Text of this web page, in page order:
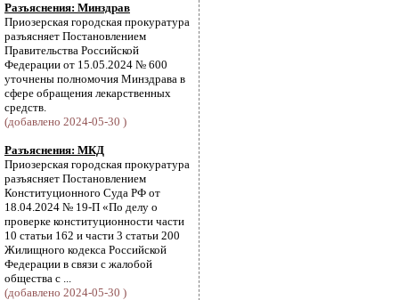
Разъяснения: Минздрав
Приозерская городская прокуратура
разъясняет Постановлением
Правительства Российской
Федерации от 15.05.2024 № 600
уточнены полномочия Минздрава в
сфере обращения лекарственных
средств.
(добавлено 2024-05-30 )
Разъяснения: МКД
Приозерская городская прокуратура
разъясняет Постановлением
Конституционного Суда РФ от
18.04.2024 № 19-П «По делу о
проверке конституционности части
10 статьи 162 и части 3 статьи 200
Жилищного кодекса Российской
Федерации в связи с жалобой
общества с ...
(добавлено 2024-05-30 )